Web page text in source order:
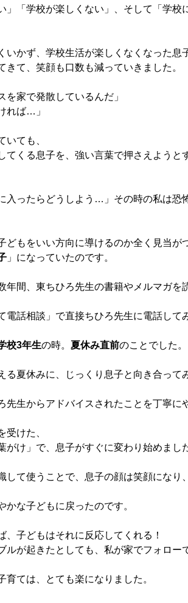
」「学校が楽しくない」、そして「学校
いかず、学校生活が楽しくなくなった息
きて、笑顔も口数も減っていきました。
を家で発散しているんだ」
れば…」
いても、
てくる息子を、強い言葉で押さえようと
入ったらどうしよう…」その時の私は恐
どもをいい方向に導けるのか全く見当が
」になっていたのです。
年間、東ちひろ先生の書籍やメルマガを
電話相談」で直接ちひろ先生に電話して
校3年生の時。 夏休み直前のことでした。
る夏休みに、じっくり息子と向き合って
先生からアドバイスされたことを丁寧に
受けた、
がけ」で、息子がすぐに変わり始めまし
して使うことで、息子の顔は笑顔になり
かな子どもに戻ったのです。
、子どもはそれに反応してくれる！
ルが起きたとしても、私が家でフォロー
育ては、とても楽になりました。